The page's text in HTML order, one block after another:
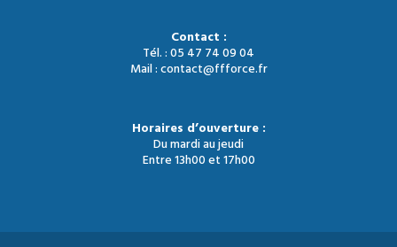
Contact :
Tél. : 05 47 74 09 04
Mail : contact@ffforce.fr
Horaires d’ouverture :
Du mardi au jeudi
Entre 13h00 et 17h00